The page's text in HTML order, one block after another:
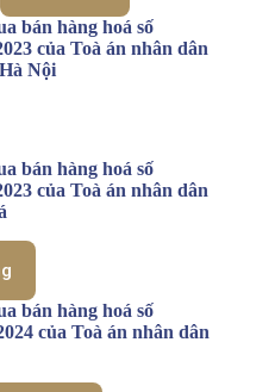
bán hàng hoá số
của Toà án nhân dân
Nội
bán hàng hoá số
của Toà án nhân dân
bán hàng hoá số
của Toà án nhân dân